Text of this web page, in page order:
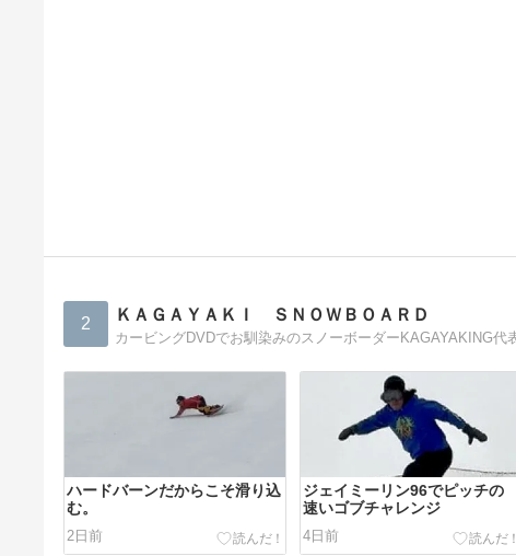
2 ＫＡＧＡＹＡＫＩ ＳＮＯＷＢＯＡＲＤ
ハードバーンだからこそ滑り込
む。
2日前
ジェイミーリン96でピッチの
速いゴブチャレンジ
4日前